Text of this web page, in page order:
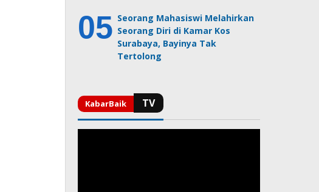
Seorang Mahasiswi Melahirkan
Seorang Diri di Kamar Kos
Surabaya, Bayinya Tak
Tertolong